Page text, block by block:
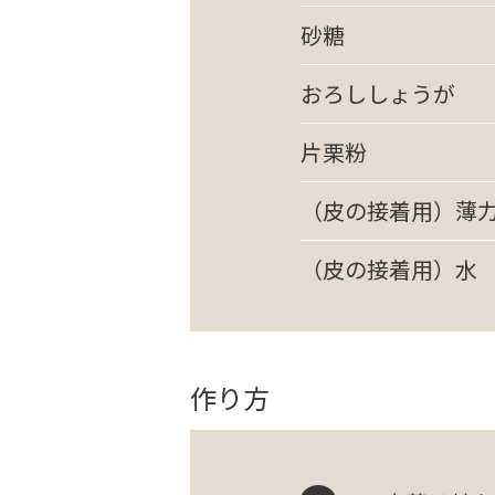
砂糖
おろししょうが
片栗粉
（皮の接着用）薄
（皮の接着用）水
作り方